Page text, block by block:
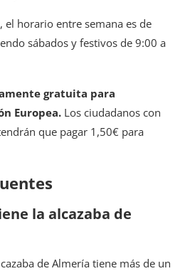
el horario entre semana es de
sábados y festivos de 9:00 a
gratuita para
Europea. Los ciudadanos con
que pagar 1,50€ para
la alcazaba de
de Almería tiene más de un